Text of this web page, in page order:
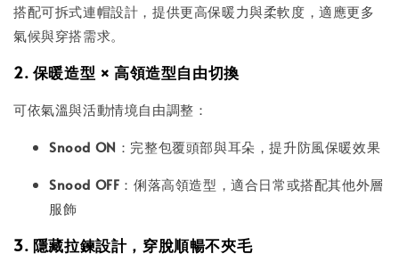
搭配可拆式連帽設計，提供更高保暖力與柔軟度，適應更多
氣候與穿搭需求。
2. 保暖造型 × 高領造型自由切換
可依氣溫與活動情境自由調整：
Snood ON ：完整包覆頭部與耳朵，提升防風保暖效果
Snood OFF ：俐落高領造型，適合日常或搭配其他外層
服飾
3. 隱藏拉鍊設計，穿脫順暢不夾毛